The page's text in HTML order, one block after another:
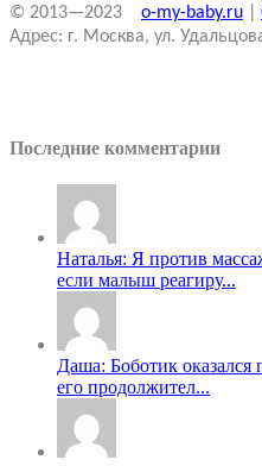
© 2013—2023 o-my-baby.ru
Адрес: г. Москва, ул.
Последние комментарии
Наталья: Я против
если малыш реагиру...
Даша: Боботик
его продолжител...